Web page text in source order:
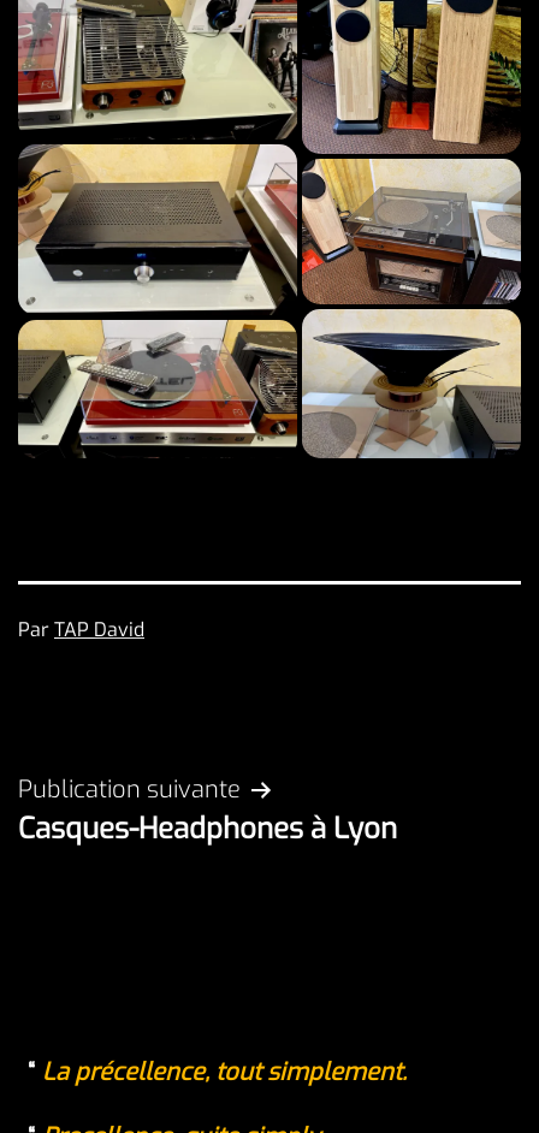
Publié
ParTAP David
Navigation
de
Publication suivante
Casques-Headphones à Lyon
La précellence, tout simplement.